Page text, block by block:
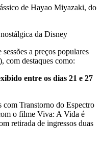
de Hayao Miyazaki, do
da Disney
a preços populares
com destaques como:
entre os dias 21 e 27
com Transtorno do Espectro
o filme Viva: A Vida é
retirada de ingressos duas